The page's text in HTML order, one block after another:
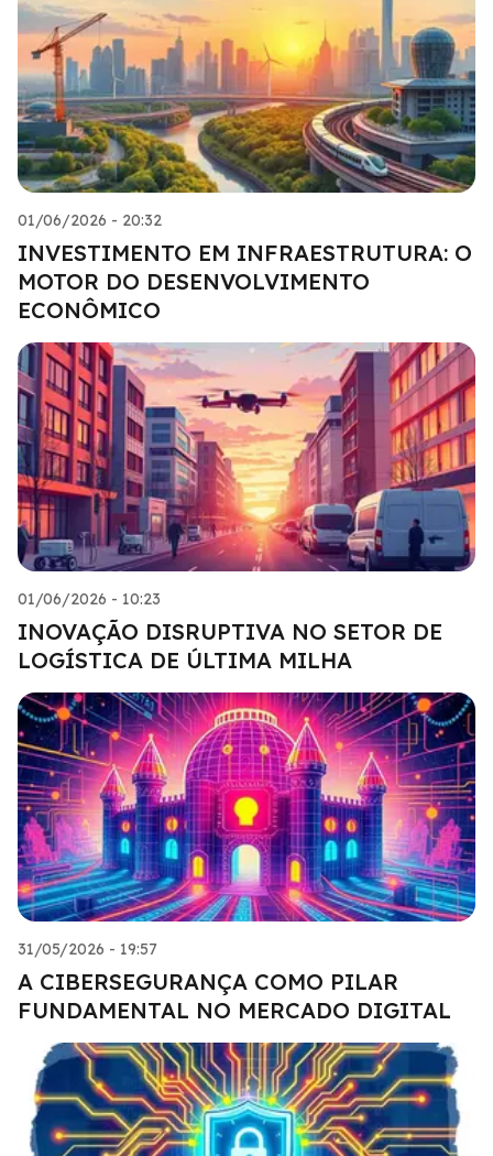
01/06/2026 - 20:32
INVESTIMENTO EM INFRAESTRUTURA: O
MOTOR DO DESENVOLVIMENTO
ECONÔMICO
01/06/2026 - 10:23
INOVAÇÃO DISRUPTIVA NO SETOR DE
LOGÍSTICA DE ÚLTIMA MILHA
31/05/2026 - 19:57
A CIBERSEGURANÇA COMO PILAR
FUNDAMENTAL NO MERCADO DIGITAL